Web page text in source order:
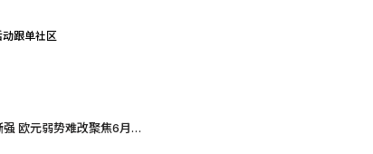
动跟单社区
欧洲央行鹰派信号渐强 欧元弱势难改聚焦6月利率